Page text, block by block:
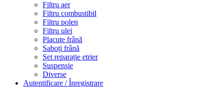
Filtru aer
Filtru combustibil
Filtru polen
Filtru ulei
Placute frână
Saboți frână
Set reparație etrier
Suspensie
Diverse
Autentificare / Înregistrare